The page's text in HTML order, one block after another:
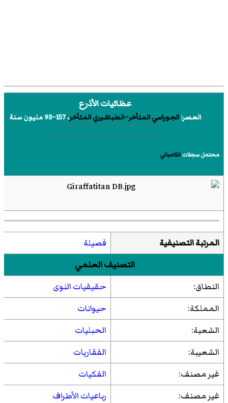
عظائيات الأذرع
العصر:الجوراسي المتأخر–الطباشيري المتأخر، 157–93 مليون سنة
محتمل سجلاتالكامباني
المرتبة التصنيفية
فصيلة
التصنيف العلمي
النطاق:
حقيقيات النوى
المملكة:
حيوانات
الشعبة:
الحبليات
الشعيبة:
الفقاريات
غير مصنف:
الفكيات
غير مصنف:
رباعيات الأطراف